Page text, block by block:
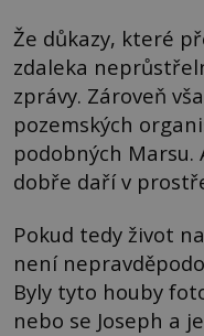
Že důkazy, které
zdaleka
zprávy. Zároveň
pozemských
podobných
dobře daří v
Pokud tedy život
není
Byly tyto houby
nebo se Joseph a